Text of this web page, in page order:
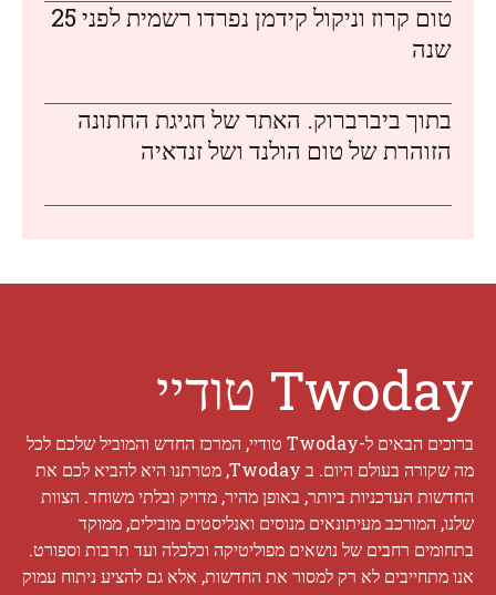
טום קרוז וניקול קידמן נפרדו רשמית לפני 25
שנה
בתוך ביברברוק. האתר של חגיגת החתונה
הזוהרת של טום הולנד ושל זנדאיה
Twoday טודיי
ברוכים הבאים ל-Twoday טודיי, המרכז החדש והמוביל שלכם לכל
מה שקורה בעולם היום. ב Twoday, מטרתנו היא להביא לכם את
החדשות העדכניות ביותר, באופן מהיר, מדויק ובלתי משוחד. הצוות
שלנו, המורכב מעיתונאים מנוסים ואנליסטים מובילים, ממוקד
בתחומים רחבים של נושאים מפוליטיקה וכלכלה ועד תרבות וספורט.
אנו מתחייבים לא רק למסור את החדשות, אלא גם להציע ניתוח עמוק